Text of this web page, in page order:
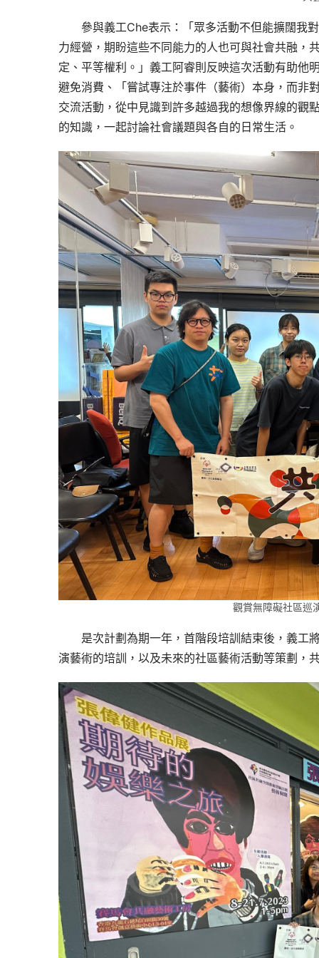
參與義工Che表示：「眾多活動不但能擴闊我
力經營，期盼這些不同能力的人也可與社會共融，
定、平等權利。」義工阿睿則反映這次活動有助他
避免消費、「嘗試專注於事件（藝術）本身，而非
交流活動，從中見識到許多越過我的想像界線的觀
的知識，一起討論社會議題與各自的日常生活。
觀賞無障礙社區巡
是次計劃為期一年，首階段培訓結束後，義工
演藝術的培訓，以及未來的社區藝術活動等策劃，